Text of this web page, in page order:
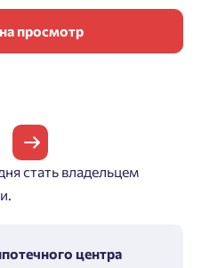
просмотр
стать владельцем
центра